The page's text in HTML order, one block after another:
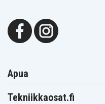
Apua
Tekniikkaosat.fi